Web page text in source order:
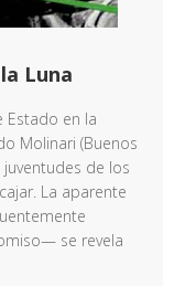
Luna
Estado en la
Molinari (Buenos
de los
La aparente
se revela